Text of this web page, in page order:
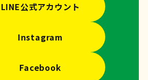
LINE公式アカウント
Instagram
Facebook